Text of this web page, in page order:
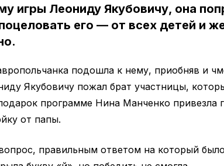
игры Леониду Якубовичу, она
его — от всех детей и
подошла к нему, приобняв и
Якубовичу пожал брат участницы,
программе Нина Манченко привезла
от папы.
правильным ответом на который